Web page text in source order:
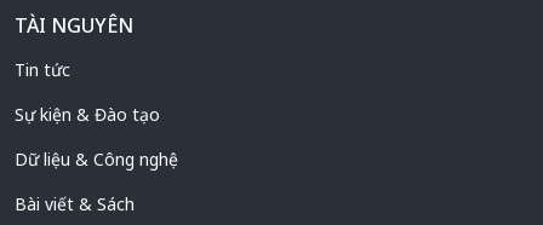
TÀI NGUYÊN
Tin tức
Sự kiện & Đào tạo
Dữ liệu & Công nghệ
Bài viết & Sách